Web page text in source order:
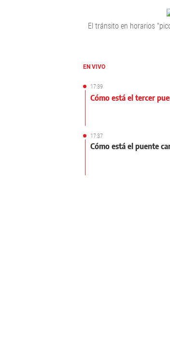
El tránsito en horarios
EN VIVO
17:39
Cómo está el tercer
17:37
Cómo está el puente